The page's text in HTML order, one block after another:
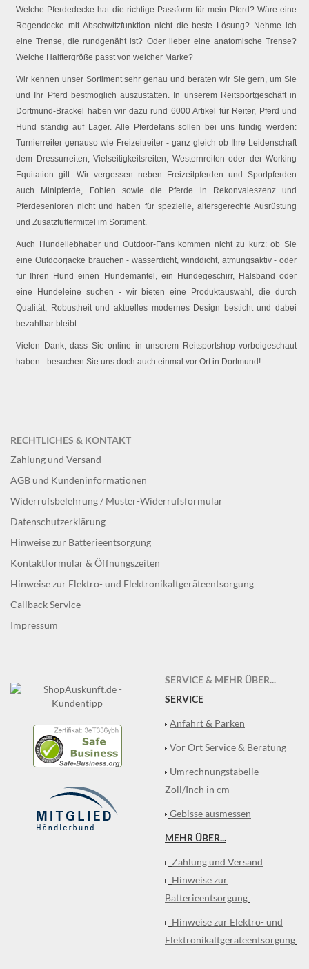
Welche Pferdedecke hat die richtige Passform für mein Pferd? Wäre eine
Regendecke mit Abschwitzfunktion nicht die beste Lösung? Nehme ich
eine Trense, die rundgenäht ist? Oder lieber eine anatomische Trense?
Welche Halftergröße passt von welcher Marke?
Wir kennen unser Sortiment sehr genau und beraten wir Sie gern, um Sie
und Ihr Pferd bestmöglich auszustatten. In unserem Reitsportgeschäft in
Dortmund-Brackel haben wir dazu rund 6000 Artikel für Reiter, Pferd und
Hund ständig auf Lager. Alle Pferdefans sollen bei uns fündig werden:
Turnierreiter genauso wie Freizeitreiter - ganz gleich ob Ihre Leidenschaft
dem Dressurreiten, Vielseitigkeitsreiten, Westernreiten oder der Working
Equitation gilt. Wir vergessen neben Freizeitpferden und Sportpferden
auch Minipferde, Fohlen sowie die Pferde in Rekonvaleszenz und
Pferdesenioren nicht und haben für spezielle, altersgerechte Ausrüstung
und Zusatzfuttermittel im Sortiment.
Auch Hundeliebhaber und Outdoor-Fans kommen nicht zu kurz: ob Sie
eine Outdoorjacke brauchen - wasserdicht, winddicht, atmungsaktiv - oder
für Ihren Hund einen Hundemantel, ein Hundegeschirr, Halsband oder
eine Hundeleine suchen - wir bieten eine Produktauswahl, die durch
Qualität, Robustheit und aktuelles modernes Design besticht und dabei
bezahlbar bleibt.
Vielen Dank, dass Sie online in unserem Reitsportshop vorbeigeschaut
haben - besuchen Sie uns doch auch einmal vor Ort in Dortmund!
RECHTLICHES & KONTAKT
Zahlung und Versand
AGB und Kundeninformationen
Widerrufsbelehrung / Muster-Widerrufsformular
Datenschutzerklärung
Hinweise zur Batterieentsorgung
Kontaktformular & Öffnungszeiten
Hinweise zur Elektro- und Elektronikaltgeräteentsorgung
Callback Service
Impressum
SERVICE & MEHR ÜBER...
SERVICE
Anfahrt & Parken
Vor Ort Service & Beratung
Umrechnungstabelle
Zoll/Inch in cm
Gebisse ausmessen
MEHR ÜBER...
Zahlung und Versand
Hinweise zur
Batterieentsorgung
Hinweise zur Elektro- und
Elektronikaltgeräteentsorgung